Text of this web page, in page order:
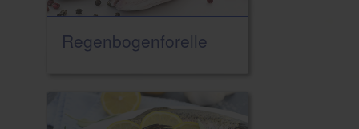
Regenbogenforelle